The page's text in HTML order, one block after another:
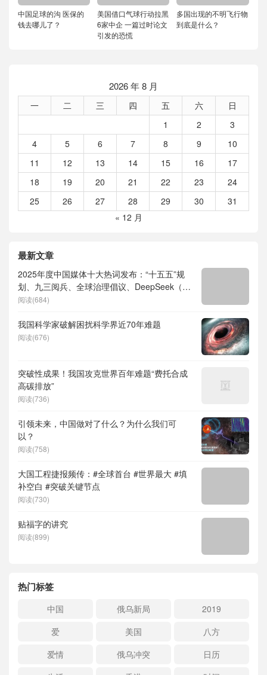
中国足球的沟 医保的
钱去哪儿了？
美国借口气球行动拉黑
6家中企 一篇过时论文
引发的恐慌
多国出现的不明飞行物
到底是什么？
2026 年 8 月
一 二 三 四 五 六
日
1
2
3
4
5 6 7 8 9
10
11
12 13 14 15 16
17
18
19 20 21 22 23
24
25
26 27 28 29 30
31
« 12 月
最新文章
2025年度中国媒体十大热词发布：“十五五”规
划、九三阅兵、全球治理倡议、DeepSeek（深
度求索）、人形机器人、苏超、票根经济、育
阅读(684)
我国科学家破解困扰科学界近70年难题
阅读(676)
突破性成果！我国攻克世界百年难题“费托合成
高碳排放”
阅读(736)
引领未来，中国做对了什么？为什么我们可
以？
阅读(758)
大国工程捷报频传：#全球首台 #世界最大 #填
补空白 #突破关键节点
阅读(730)
贴福字的讲究
阅读(899)
热门标签
中国 俄乌新局
2019
爱
美国
八方
爱情
俄乌冲突
日历